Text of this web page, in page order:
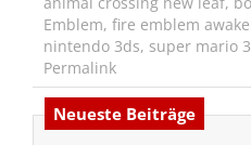
Emblem, fire emblem
nintendo 3ds, super mario
Permalink
Neueste Beiträge